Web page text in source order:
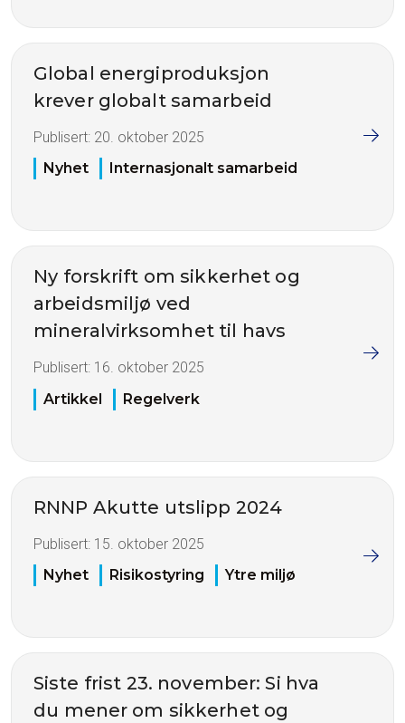
Global energiproduksjon
krever globalt samarbeid
Publisert: 20. oktober 2025
Nyhet
Internasjonalt samarbeid
Ny forskrift om sikkerhet og
arbeidsmiljø ved
mineralvirksomhet til havs
Publisert: 16. oktober 2025
Artikkel
Regelverk
RNNP Akutte utslipp 2024
Publisert: 15. oktober 2025
Nyhet
Risikostyring Ytre miljø
Siste frist 23. november: Si hva
du mener om sikkerhet og